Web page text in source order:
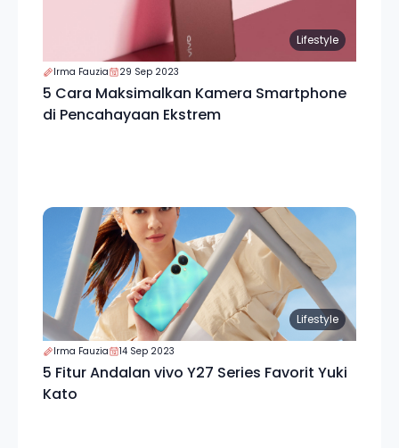
Lifestyle
Irma Fauzia 29 Sep 2023
5 Cara Maksimalkan Kamera Smartphone
di Pencahayaan Ekstrem
Lifestyle
Irma Fauzia 14 Sep 2023
5 Fitur Andalan vivo Y27 Series Favorit Yuki
Kato